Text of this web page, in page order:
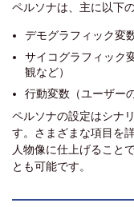
ペルソナは、主に以下
デモグラフィック変
サイコグラフィック
観など）
行動変数（ユーザー
ペルソナの設定はシナ
す。さまざまな項目を
人物像に仕上げること
とも可能です。